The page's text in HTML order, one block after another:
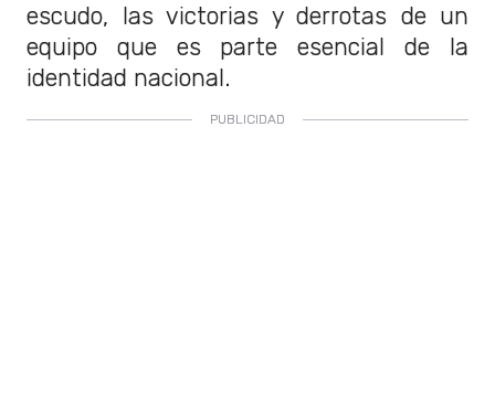
escudo, las victorias y derrotas de un
equipo que es parte esencial de la
identidad nacional.